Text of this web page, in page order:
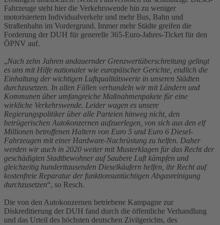
Fahrzeuge steht hier die Verkehrswende hin zu weniger
motorisiertem Individualverkehr und mehr Bus, Bahn und
Straßenbahn im Vordergrund. Immer mehr Städte greifen die
Forderung der DUH für generelle 365-Euro-Jahres-Ticket für den
ÖPNV auf.
„Nach zehn Jahren andauernder Grenzwertüberschreitung gelingt
es uns mit Hilfe nationaler wie europäischer Gerichte, endlich die
Einhaltung der wichtigen Luftqualitätswerte in unseren Städten
durchzusetzen. In allen Fällen verhandeln wir mit Ländern und
Kommunen über umfangreiche Maßnahmenpakete für eine
wirkliche Verkehrswende. Leider wagen es unsere
Regierungspolitiker über alle Parteien hinweg nicht, den
betrügerischen Autokonzernen aufzuerlegen, von sich aus den elf
Millionen betroffenen Haltern von Euro 5 und Euro 6 Diesel-
Fahrzeugen mit einer Hardware-Nachrüstung zu helfen. Daher
werden wir auch in 2020 weiter mit Musterklagen für das Recht der
geschädigten Stadtbewohner auf Saubere Luft kämpfen und
gleichzeitig hunderttausenden Dieselkäufern helfen, ihr Recht auf
kostenfreie Reparatur der funktionsuntüchtigen Abgasreinigung
durchzusetzen“, so Resch.
Die von den Autokonzernen betriebene Kampagne zur
Diskreditierung der DUH fand durch die öffentliche Verhandlung
und das Urteil des höchsten deutschen Zivilgerichts, des